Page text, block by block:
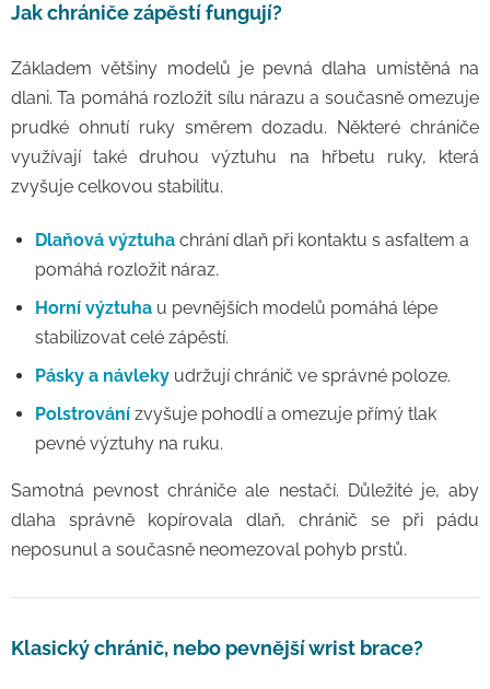
Jak chrániče zápěstí fungují?
Základem většiny modelů je pevná dlaha umístěná na
dlani. Ta pomáhá rozložit sílu nárazu a současně omezuje
prudké ohnutí ruky směrem dozadu. Některé chrániče
využívají také druhou výztuhu na hřbetu ruky, která
zvyšuje celkovou stabilitu.
Dlaňová výztuha chrání dlaň při kontaktu s asfaltem a
pomáhá rozložit náraz.
Horní výztuha u pevnějších modelů pomáhá lépe
stabilizovat celé zápěstí.
Pásky a návleky udržují chránič ve správné poloze.
Polstrování zvyšuje pohodlí a omezuje přímý tlak
pevné výztuhy na ruku.
Samotná pevnost chrániče ale nestačí. Důležité je, aby
dlaha správně kopírovala dlaň, chránič se při pádu
neposunul a současně neomezoval pohyb prstů.
Klasický chránič, nebo pevnější wrist brace?